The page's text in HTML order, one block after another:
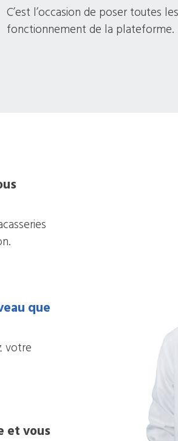
C’est l’occasion de poser toutes
fonctionnement de la plateforme.
que
votre
et vous